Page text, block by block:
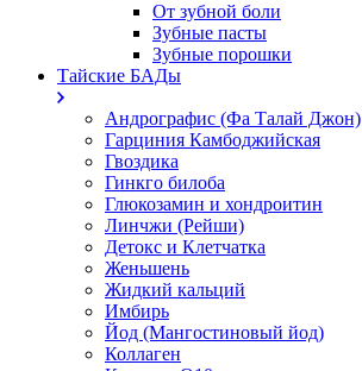
От зубной боли
Зубные пасты
Зубные порошки
Тайские БАДы
Андрографис (Фа Талай Джон)
Гарциния Камбоджийская
Гвоздика
Гинкго билоба
Глюкозамин и хондроитин
Линчжи (Рейши)
Детокс и Клетчатка
Женьшень
Жидкий кальций
Имбирь
Йод (Мангостиновый йод)
Коллаген